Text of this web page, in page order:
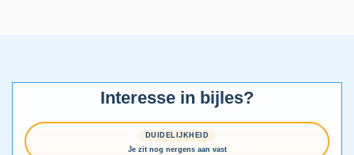
Interesse in bijles?
DUIDELIJKHEID
Je zit nog nergens aan vast